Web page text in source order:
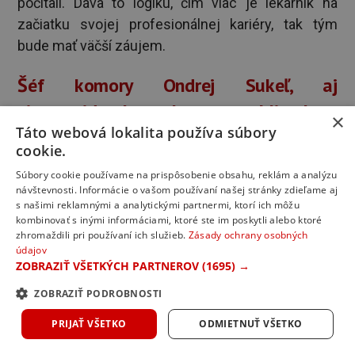
začiatku svojej profesionálnej kariéry, tak tým
bude mať väčší záujem.
Šéf komory Ondrej Sukeľ, aj
viceprezidentka komory Miroslava
Snopková pravidelne spomínajú
príklady, kedy v krajinách, v ktorých
zaviedli očkovanie v lekárňach, že im
stúpla zaočkovanosť. Očakávate, že aj
u nás môže očkovanie v lekárňach
zmeniť celkovú atmosféru voči
očkovaniu?
Som presvedčený, že áno. To je práve o tej dôvere.
×
Táto webová lokalita používa súbory
cookie.
Súbory cookie používame na prispôsobenie obsahu, reklám a analýzu
návštevnosti. Informácie o vašom používaní našej stránky zdieľame aj
s našimi reklamnými a analytickými partnermi, ktorí ich môžu
kombinovať s inými informáciami, ktoré ste im poskytli alebo ktoré
zhromaždili pri používaní ich služieb. Zásady ochrany osobných
údajov
ZOBRAZIŤ VŠETKÝCH PARTNEROV (1695) →
ZOBRAZIŤ PODROBNOSTI
PRIJAŤ VŠETKO ODMIETNUŤ VŠETKO